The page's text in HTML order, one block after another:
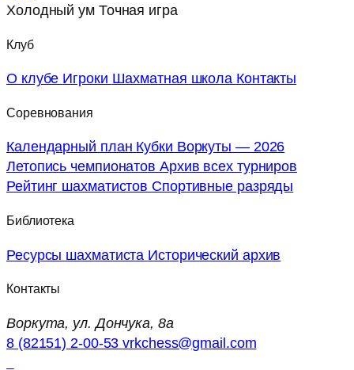
Холодный ум Точная игра
Клуб
О клубе Игроки Шахматная школа Контакты
Соревнования
Календарный план Кубки Воркуты — 2026
Летопись чемпионатов Архив всех турниров
Рейтинг шахматистов Спортивные разряды
Библиотека
Ресурсы шахматиста Исторический архив
Контакты
Воркута, ул. Дончука, 8а
8 (82151) 2-00-53vrkchess@gmail.com